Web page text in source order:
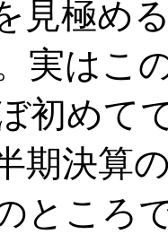
見極め
実はこ
初めて
期決算
ところ